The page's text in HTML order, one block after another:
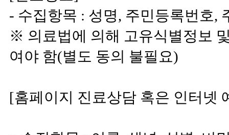
- 수집항목 : 성명, 주민등록번호,
※ 의료법에 의해 고유식별정보
여야 함(별도 동의 불필요)
[홈페이지 진료상담 혹은 인터넷